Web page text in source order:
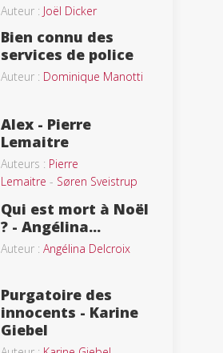
Auteur : Joël Dicker
Bien connu des
services de police
Auteur : Dominique Manotti
Alex - Pierre
Lemaitre
Auteurs : Pierre
Lemaitre - Søren Sveistrup
Qui est mort à Noël
? - Angélina...
Auteur : Angélina Delcroix
Purgatoire des
innocents - Karine
Giebel